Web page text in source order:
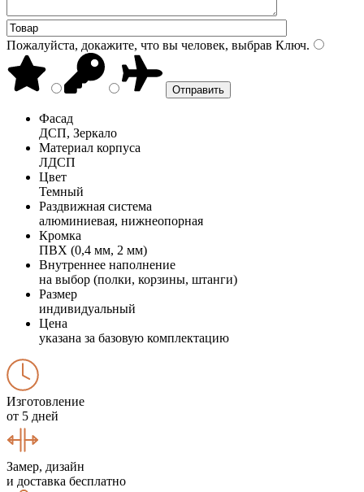
Пожалуйста, докажите, что вы человек, выбрав Ключ.
Фасад
ДСП, Зеркало
Материал корпуса
ЛДСП
Цвет
Темный
Раздвижная система
алюминиевая, нижнеопорная
Кромка
ПВХ (0,4 мм, 2 мм)
Внутреннее наполнение
на выбор (полки, корзины, штанги)
Размер
индивидуальный
Цена
указана за базовую комплектацию
Изготовление
от 5 дней
Замер, дизайн
и доставка бесплатно